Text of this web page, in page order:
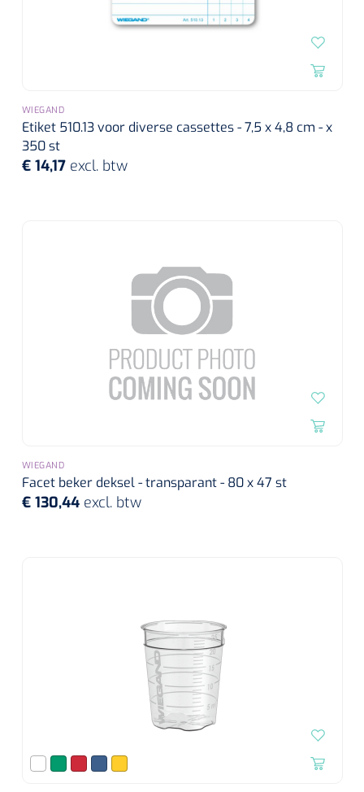
WIEGAND
Etiket 510.13 voor diverse cassettes - 7,5 x 4,8 cm - x
350 st
€ 14,17 excl. btw
WIEGAND
Facet beker deksel - transparant - 80 x 47 st
€ 130,44 excl. btw